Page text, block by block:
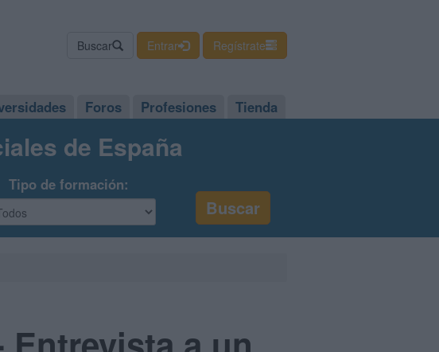
Buscar Entrar Regístrate
Foros Profesiones Tienda
de España
Tipo de formación: